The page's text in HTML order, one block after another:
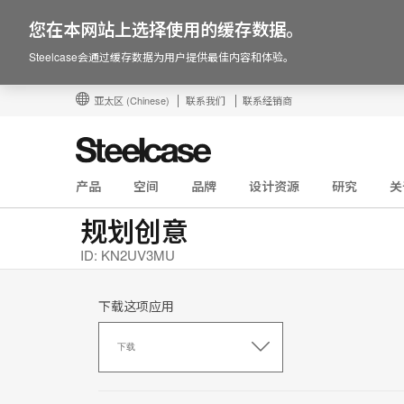
亚太区 (Chinese) 联系我们 联系经销商
产品 空间 品牌 设计资源 研究
规划创意
ID: KN2UV3MU
下载这项应用
下载
您在本网站上选择使用的缓存数据。
Steelcase会通过缓存数据为用户提供最佳内容和体验。